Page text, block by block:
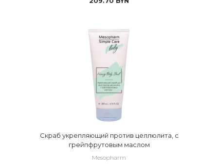
Скраб укрепляющий против целлюлита, с
грейпфрутовым маслом
Mesopharm